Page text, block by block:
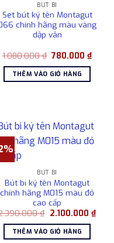
BÚT BI
Set bút ký tên Montagut
chính hãng màu vàng
dập vân
1.080.000₫ Giá
là:
1.080.000 ₫.
780.000₫Giá
hiện
THÊM VÀO GIỎ HÀNG
₫.
BÚT BI
Bút bi ký tên Montagut
chính hãng M015 màu đỏ
cao cấp
₫ Giá
là:
2.390.000 ₫.
2.100.000 ₫Giá
hiện
THÊM VÀO GIỎ HÀNG